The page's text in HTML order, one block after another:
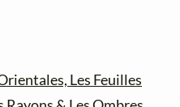
Les Feuilles